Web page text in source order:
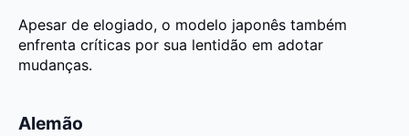
Apesar de elogiado, o modelo japonês também
enfrenta críticas por sua lentidão em adotar
mudanças.
Alemão